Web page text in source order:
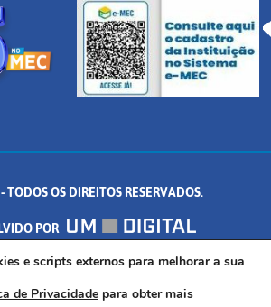
de ferramentas
TODOS OS DIREITOS RESERVADOS.
POR
328 - PALMEIRAS, FORMIGA/MG - CEP:
35.574.530
e scripts externos para melhorar a sua
de Privacidade para obter mais